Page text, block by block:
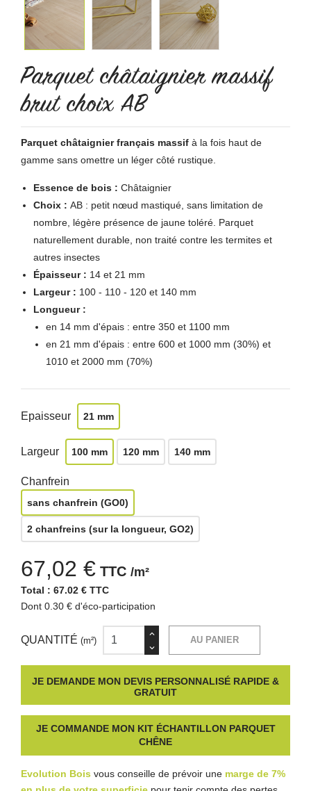
Parquet châtaignier massif
brut choix AB
Parquet châtaignier français massif à la fois haut de
gamme sans omettre un léger côté rustique.
Essence de bois : Châtaignier
Choix : AB : petit nœud mastiqué, sans limitation de
nombre, légère présence de jaune toléré. Parquet
naturellement durable, non traité contre les termites et
autres insectes
Épaisseur : 14 et 21 mm
Largeur : 100 - 110 - 120 et 140 mm
Longueur :
en 14 mm d'épais : entre 350 et 1100 mm
en 21 mm d'épais : entre 600 et 1000 mm (30%) et
1010 et 2000 mm (70%)
Epaisseur 21 mm
Largeur 100 mm 120 mm 140 mm
Chanfrein
sans chanfrein (GO0)
2 chanfreins (sur la longueur, GO2)
67,02 € TTC /m²
Total : 67.02 € TTC
Dont 0.30 € d'éco-participation
QUANTITÉ (m²) AU PANIER
JE DEMANDE MON DEVIS PERSONNALISÉ RAPIDE &
GRATUIT
JE COMMANDE MON KIT ÉCHANTILLON PARQUET
CHÊNE
Evolution Bois vous conseille de prévoir une marge de 7%